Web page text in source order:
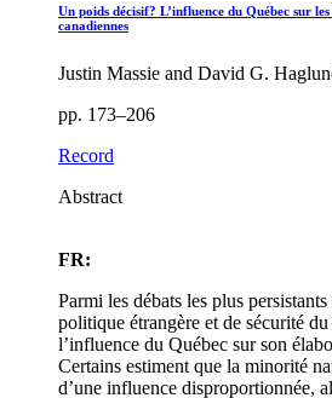
Un poids décisif? L’influence du Québec sur
canadiennes
Justin Massie and David G.
pp. 173–206
Record
Abstract
FR:
Parmi les débats les plus persistants
politique étrangère et de sécurité
l’influence du Québec sur son
Certains estiment que la minorité
d’une influence disproportionnée,